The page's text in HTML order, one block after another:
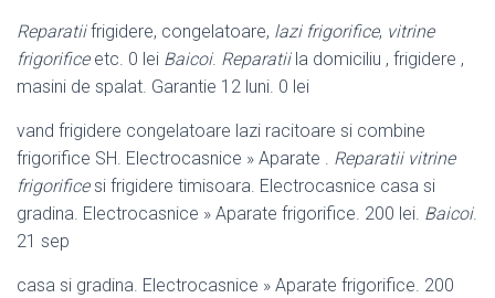
Reparatiifrigidere, congelatoare, lazi frigorifice, vitrine
frigorificeetc. 0 lei Baicoi. Reparatiila domiciliu , frigidere ,
masini de spalat. Garantie 12 luni. 0 lei
vand frigidere congelatoare lazi racitoare si combine
frigorifice SH. Electrocasnice » Aparate . Reparatii vitrine
frigorificesi frigidere timisoara. Electrocasnice casa si
gradina. Electrocasnice » Aparate frigorifice. 200 lei. Baicoi.
21 sep
casa si gradina. Electrocasnice » Aparate frigorifice. 200